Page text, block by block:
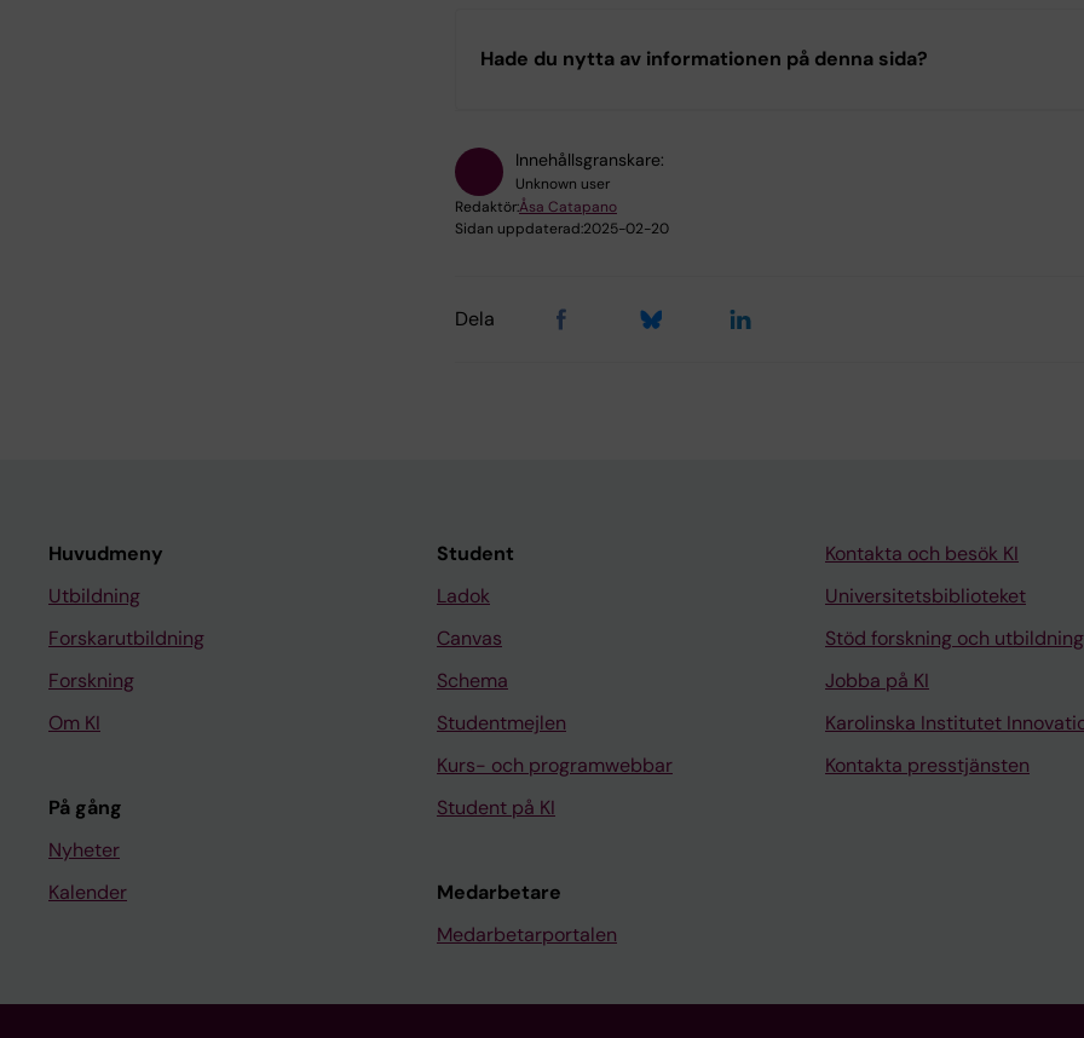
Hade du nytta av informationen på denna sida?
Innehållsgranskare:
Unknown user
Redaktör:Åsa Catapano
Sidan uppdaterad:2025-02-20
Dela
Huvudmeny
Utbildning
Forskarutbildning
Forskning
Om KI
På gång
Nyheter
Kalender
Student
Ladok
Canvas
Schema
Studentmejlen
Kurs- och programwebbar
Student på KI
Medarbetare
Medarbetarportalen
Kontakta och besök KI
Universitetsbiblioteket
Stöd forskning och utbildning
Jobba på KI
Karolinska Institutet
Kontakta presstjänsten